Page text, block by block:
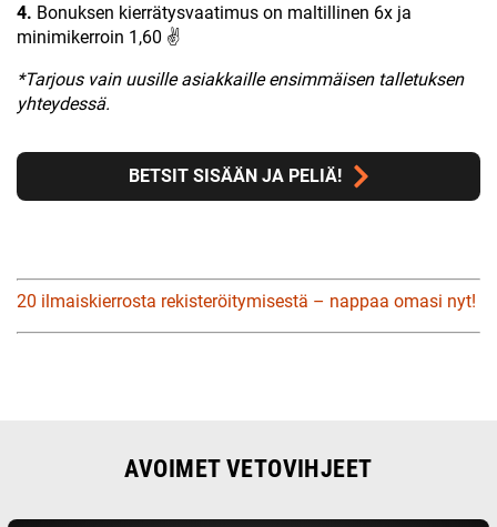
4. Bonuksen kierrätysvaatimus on maltillinen 6x ja
minimikerroin 1,60 ✌
*Tarjous vain uusille asiakkaille ensimmäisen talletuksen
yhteydessä.
BETSIT SISÄÄN JA PELIÄ!
20 ilmaiskierrosta rekisteröitymisestä – nappaa omasi nyt!
AVOIMET VETOVIHJEET